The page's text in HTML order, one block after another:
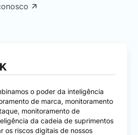
o poder da inteligência
de marca, monitoramento
monitoramento de
da cadeia de suprimentos
os riscos digitais de nossos